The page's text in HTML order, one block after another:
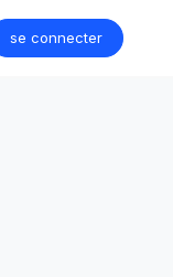
se connecter